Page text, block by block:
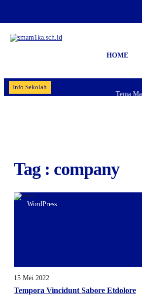
HOME
Info Sekolah
Tema
Tag : company
WordPress
15 Mei 2022
Tempora Vincidunt Sabore Etdolore